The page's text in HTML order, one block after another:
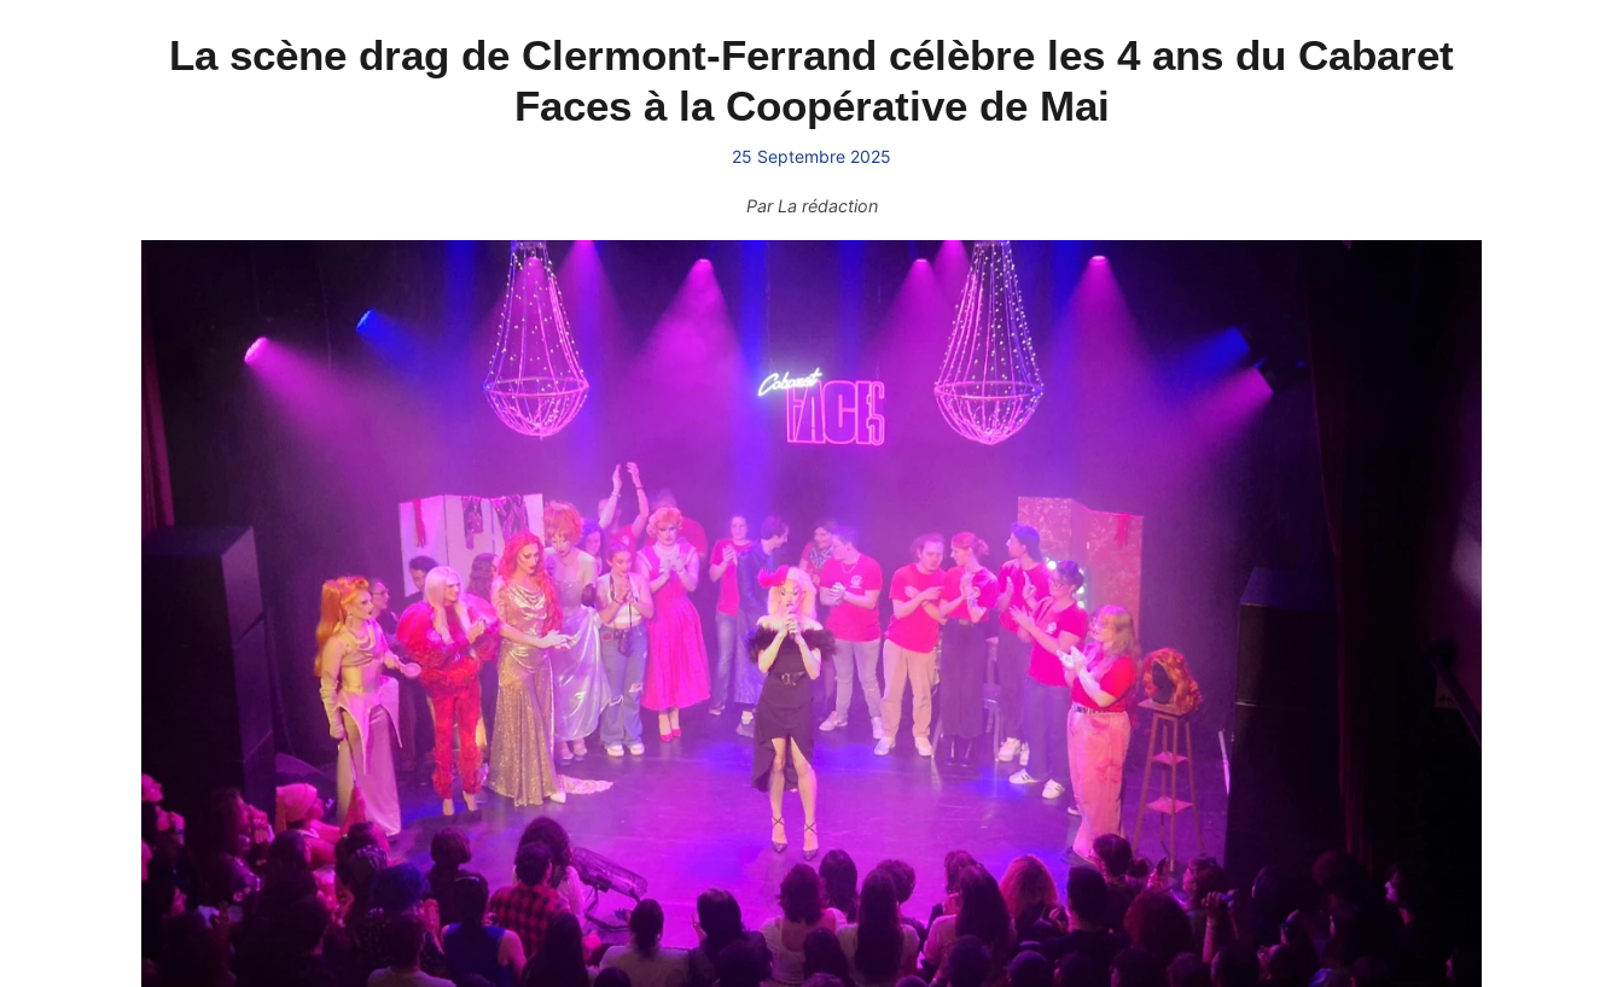
La scène drag de Clermont-Ferrand célèbre les 4 ans du Cabaret
Faces à la Coopérative de Mai
25 Septembre 2025
ParLa rédaction